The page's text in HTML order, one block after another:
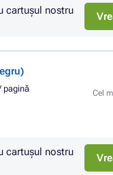
cartuşul nostru
pagină
Cel
cartuşul nostru